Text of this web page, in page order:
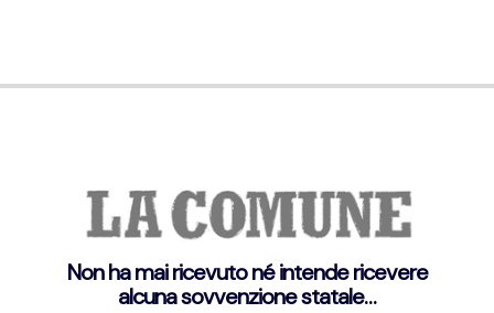
Non ha mai ricevuto né intende ricevere
alcuna sovvenzione statale…